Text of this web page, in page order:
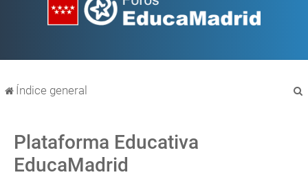
Índice general
Plataforma Educativa
EducaMadrid